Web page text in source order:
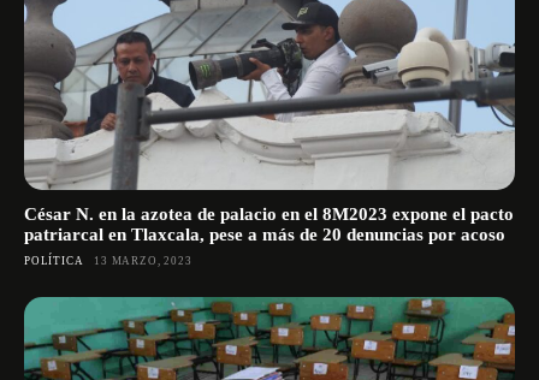
César N. en la azotea de palacio en el 8M2023 expone el pacto
patriarcal en Tlaxcala, pese a más de 20 denuncias por acoso
POLÍTICA 13 MARZO, 2023